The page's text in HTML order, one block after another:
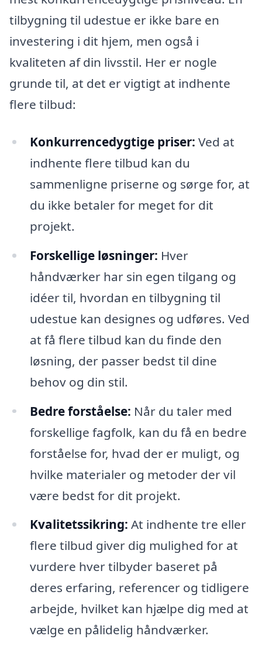
tilbygning til udestue er ikke bare en
investering i dit hjem, men også i
kvaliteten af din livsstil. Her er nogle
grunde til, at det er vigtigt at indhente
flere tilbud:
Konkurrencedygtige priser: Ved at
indhente flere tilbud kan du
sammenligne priserne og sørge for, at
du ikke betaler for meget for dit
projekt.
Forskellige løsninger: Hver
håndværker har sin egen tilgang og
idéer til, hvordan en tilbygning til
udestue kan designes og udføres. Ved
at få flere tilbud kan du finde den
løsning, der passer bedst til dine
behov og din stil.
Bedre forståelse: Når du taler med
forskellige fagfolk, kan du få en bedre
forståelse for, hvad der er muligt, og
hvilke materialer og metoder der vil
være bedst for dit projekt.
Kvalitetssikring: At indhente tre eller
flere tilbud giver dig mulighed for at
vurdere hver tilbyder baseret på
deres erfaring, referencer og tidligere
arbejde, hvilket kan hjælpe dig med at
vælge en pålidelig håndværker.